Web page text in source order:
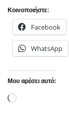
Κοινοποιήστε:
Facebook
WhatsApp
Μου αρέσει αυτό:
Loading…